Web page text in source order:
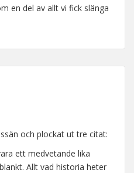
en del av allt vi fick slänga
och plockat ut tre citat:
ett medvetande lika
Allt vad historia heter